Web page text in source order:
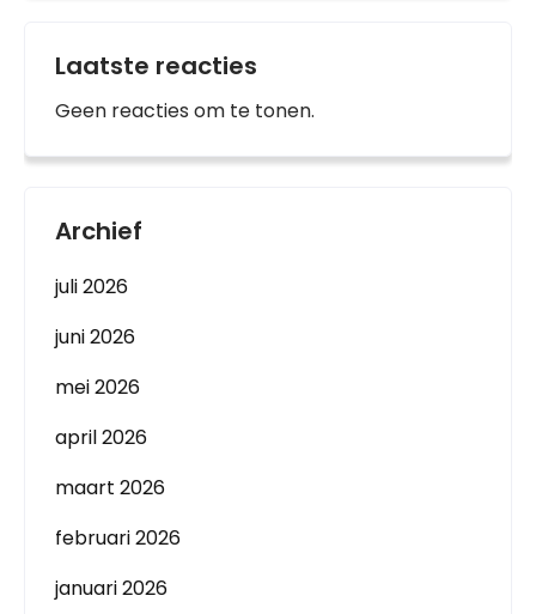
Laatste reacties
Geen reacties om te tonen.
Archief
juli 2026
juni 2026
mei 2026
april 2026
maart 2026
februari 2026
januari 2026